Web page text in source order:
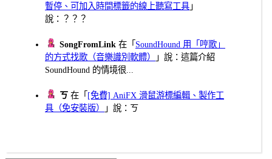
暫停、可加入時間標籤的線上聽寫工具 」
說：？？？
SongFromLink 在「 SoundHound 用「哼歌」
的方式找歌（音樂識別軟體）
」說：這篇介紹
SoundHound 的情境很...
ㄎ 在「 [免費] AniFX 滑鼠游標編輯、製作工
具（免安裝版）
」說：ㄎ